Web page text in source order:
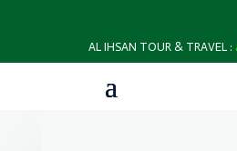
AL IHSAN TOUR & TRAVEL :